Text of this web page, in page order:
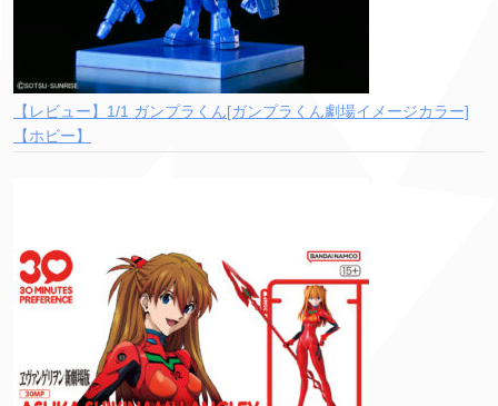
【レビュー】1/1 ガンプラくん[ガンプラくん劇場イメージカラー]
【ホビー】